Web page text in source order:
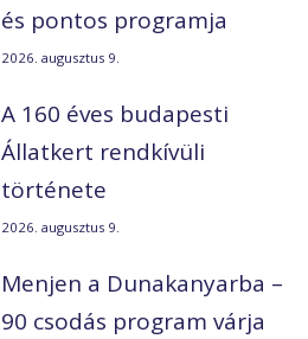
és pontos programja
2026. augusztus 9.
A 160 éves budapesti
Állatkert rendkívüli
története
2026. augusztus 9.
Menjen a Dunakanyarba –
90 csodás program várja